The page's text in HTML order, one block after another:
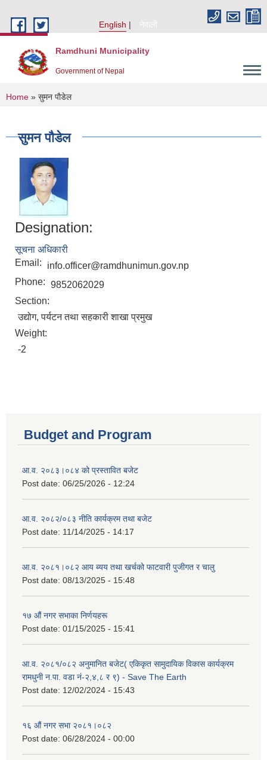
English
नेपाली
Ramdhuni Municipality
Government of Nepal
You are here
Home » सुमन पाैडेल
सुमन पाैडेल
Designation:
सूचना अधिकारी
Email:
info.officer@ramdhunimun.gov.np
Phone: 9852062029
Section:
उद्योग, पर्यटन तथा सहकारी शाखा प्रमुख
Weight:
-2
Budget and Program
आ.व. २०८३।०८४ को प्रस्तावित बजेट
Post date: 06/25/2026 - 12:24
आ.व. २०८२/०८३ नीति कार्यक्रम तथा बजेट
Post date: 11/14/2025 - 14:17
आ.व. २०८१।०८२ आय ब्यय तथा खर्चको फाटवारी पुजीगत र चालु
Post date: 08/13/2025 - 15:48
१७ औं नगर सभाका निर्णयहरू
Post date: 01/15/2025 - 15:41
आ.व. २०८१/०८२ अनुमानित बजेट( एकिकृत सामुदायिक विकास कार्यक्रम
रामधुनी न.पा. वडा नं-२,४,८ र ९) - Save The Earth
Post date: 12/02/2024 - 15:43
१६ औं नगर सभा २०८१।०८२
Post date: 06/28/2024 - 00:00